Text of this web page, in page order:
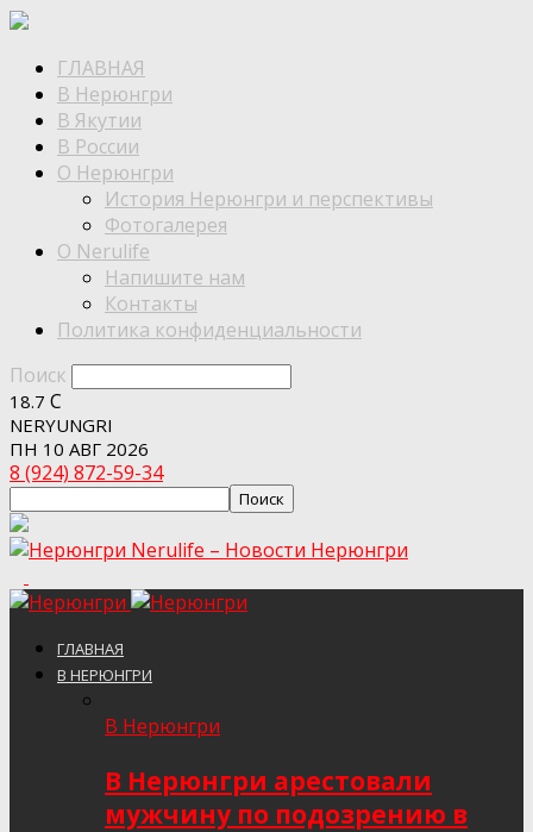
ГЛАВНАЯ
В Нерюнгри
В Якутии
В России
О Нерюнгри
История Нерюнгри и перспективы
Фотогалерея
О Nerulife
Напишите нам
Контакты
Политика конфиденциальности
Поиск
18.7 C
NERYUNGRI
ПН 10 АВГ 2026
8 (924) 872-59-34
Nerulife – Новости Нерюнгри
ГЛАВНАЯ
В НЕРЮНГРИ
В Нерюнгри
В Нерюнгри арестовали
мужчину по подозрению в